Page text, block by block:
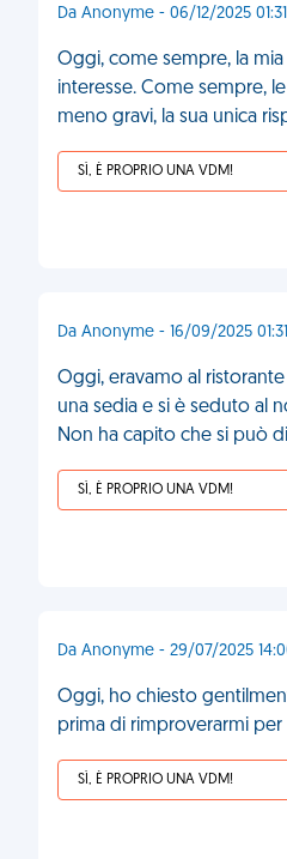
Da Anonyme - 06/12/2025 01:31
Oggi, come sempre, la
interesse. Come sempre,
meno gravi, la sua unica
SÌ, È PROPRIO UNA VDM!
Da Anonyme - 16/09/2025 01:31
Oggi, eravamo al
una sedia e si è seduto al
Non ha capito che si può
SÌ, È PROPRIO UNA VDM!
Da Anonyme - 29/07/2025
Oggi, ho chiesto
prima di rimproverarmi per
SÌ, È PROPRIO UNA VDM!